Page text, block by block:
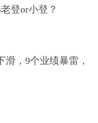
续“囤金”，黄金后市怎么
登or小登？
，9个业绩暴雷，